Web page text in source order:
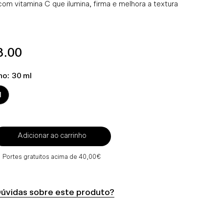
vitamina C que ilumina, firma e melhora a textura
30 ml
Adicionar ao carrinho
Portes gratuitos acima de 40,00€
sobre este produto?